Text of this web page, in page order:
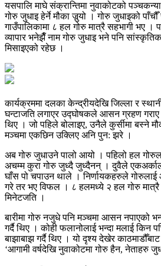
यसपालि माघे संक्रान्तिमा नुवाकोटको
गोरु जुधाइ हेर्ने मौका जुर्‍यो । गोरु जुधाइको
गाउँपालिकामा ८ हल गोरु मात्रै सहभागी भए ।
व्यापार भनेझैँ नाम गोरु जुधाइ भने पनि
मिसाइएको रहेछ ।
कार्यक्रममा दलका केन्द्रीयदेखि जिल्ला र
घन्टाजति लगाएर उद्घोषकले आसन ग्रहण गराए
थिए । जो पहिले बोलाइए, उनैले कुर्सीमा बस्ने
मञ्चमा एकछिन उक्लिए अनि पुन: झरे ।
अब गोरु जुधाउने पालो आयो । पहिलो हल
अचम्म कुरा गोरु जुध्दै जुध्दैनन् । दुवैले
घाँस पो चपाउन थाले । निर्णायकहरुले गोरुलाई
गरे तर भए विफल । ८ हलमध्ये २ हल गोरु
मिनेटजति ।
बारीमा गोरु नजुधे पनि मञ्चमा आसन नपाएको
गर्दै थिए । कोही फलानोलाई भन्दा मलाई किन
बाझाबाझ गर्दै थिए । यो दृश्य देखेर
‘आगामी वर्षदेखि नुवाकोटमा गोरु हैन, नेताहरु